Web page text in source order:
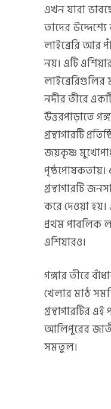
এখন যারা
তাদের
লাইব্রেরি আর
নয়। এটি
নদীর তীরে
উত্তরপাড়াতে
গ্রন্থাগারটি
জয়কৃষ্ণ
পৃষ্ঠপোষকতায়।
গ্রন্থাগারটি
করে দেওয়া
প্রথম পাবলিক
এশিয়ারও।
গঙ্গার তীরে
খেলার মাঠ
গ্রন্থাগারটির
আলিপুরের
সমতুল।